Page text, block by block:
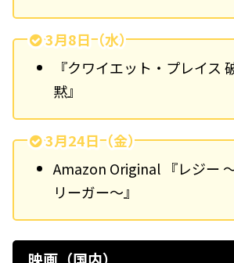
3月8日（水）
『クワイエット・プレイス
黙』
3月24日（金）
Amazon Original 『レジー
リーガー〜』